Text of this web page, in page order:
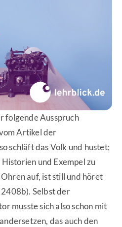
folgende Ausspruch
Artikel der
schläft das Volk und hustet;
und Exempel zu
auf, ist still und höret
2408b). Selbst der
musste sich also schon mit
das auch den